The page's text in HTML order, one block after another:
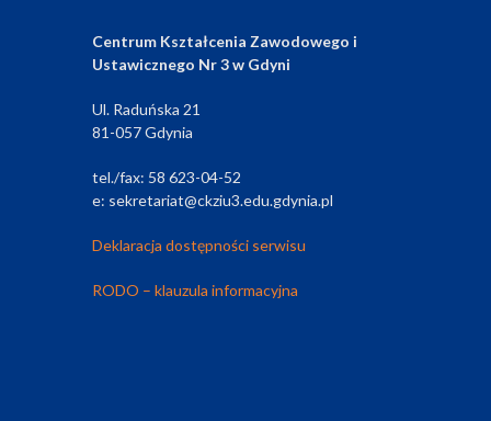
Centrum Kształcenia Zawodowego i
Ustawicznego Nr 3 w Gdyni
Ul. Raduńska 21
81-057 Gdynia
tel./fax: 58 623-04-52
e: sekretariat@ckziu3.edu.gdynia.pl
Deklaracja dostępności serwisu
RODO – klauzula informacyjna